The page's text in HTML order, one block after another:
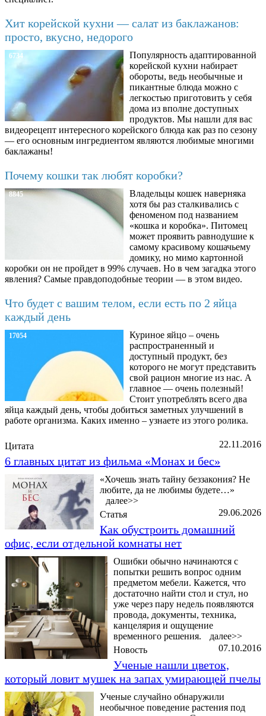
Хит корейской кухни — салат из баклажанов:
просто, вкусно, недорого
6734
Популярность адаптированной
корейской кухни набирает
обороты, ведь необычные и
пикантные блюда можно с
легкостью приготовить у себя
дома из вполне доступных
продуктов. Мы нашли для вас
видеорецепт интересного корейского блюда как раз по сезону
— его основным ингредиентом являются любимые многими
баклажаны!
Почему кошки так любят коробки?
8845
Владельцы кошек наверняка
хотя бы раз сталкивались с
феноменом под названием
«кошка и коробка». Питомец
может проявить равнодушие к
самому красивому кошачьему
домику, но мимо картонной
коробки он не пройдет в 99% случаев. Но в чем загадка этого
явления? Самые правдоподобные теории — в этом видео.
Что будет с вашим телом, если есть по 2 яйца
каждый день
17054
Куриное яйцо – очень
распространенный и
доступный продукт, без
которого не могут представить
свой рацион многие из нас. А
главное — очень полезный!
Стоит употреблять всего два
яйца каждый день, чтобы добиться заметных улучшений в
работе организма. Каких именно – узнаете из этого ролика.
22.11.2016
Цитата
6 главных цитат из фильма «Монах и бес»
«Хочешь знать тайну беззакония? Не
любите, да не любимы будете…»
далее>>
29.06.2026
Статья
Как обустроить домашний
офис, если отдельной комнаты нет
Ошибки обычно начинаются с
попытки решить вопрос одним
предметом мебели. Кажется, что
достаточно найти стол и стул, но
уже через пару недель появляются
провода, документы, техника,
канцелярия и ощущение
временного решения.
далее>>
07.10.2016
Новость
Ученые нашли цветок,
который ловит мушек на запах умирающей пчелы
Ученые случайно обнаружили
необычное поведение растения под